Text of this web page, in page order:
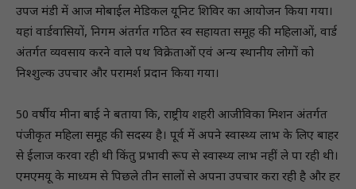
उपज मंडी में आज मोबाईल मेडिकल यूनिट शिविर का आयोजन किया गया।
यहां वार्डवासियों, निगम अंतर्गत गठित स्व सहायता समूह की महिलाओं, वार्ड
अंतर्गत व्यवसाय करने वाले पथ विक्रेताओं एवं अन्य स्थानीय लोगों को
निश्शुल्क उपचार और परामर्श प्रदान किया गया।
50 वर्षीय मीना बाई ने बताया कि, राष्ट्रीय शहरी आजीविका मिशन अंतर्गत
पंजीकृत महिला समूह की सदस्य है। पूर्व में अपने स्वास्थ्य लाभ के लिए बाहर
से ईलाज करवा रही थी किंतु प्रभावी रूप से स्वास्थ्य लाभ नहीं ले पा रही थी।
एमएमयू के माध्यम से पिछले तीन सालों से अपना उपचार करा रही है और हर